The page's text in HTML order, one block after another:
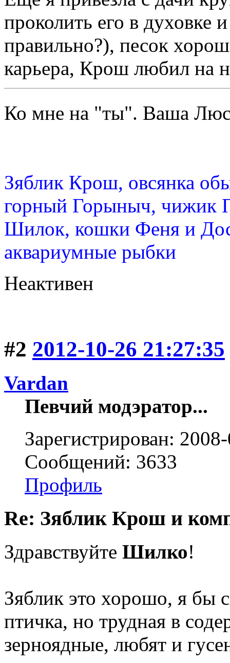
проколить его в духовке
правильно?), песок
карьера, Крош любил на
Ко мне на "ты". Ваша
Зяблик Крош, овсянка
горный Горыныч, чижик
Шилок, кошки Феня и
аквариумные рыбки
Неактивен
#2 2012-10-26 21:27:35
Vardan
Певчий модэратор...
Зарегистрирован:
Сообщений: 3633
Профиль
Re: Зяблик Крош и
Здравствуйте Шилко!
Зяблик это хорошо, я бы
птичка, но трудная в
зерноядные, любят и